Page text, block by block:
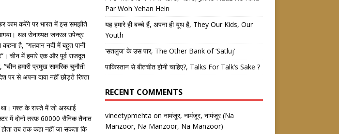
काम करेंगे पर भारत में इस समझौते
थल सेनाध्यक्ष जनरल उपेन्द्र
कहना है, “गलवान नदी में बहुत पानी
चीन में हमारे एक और पूर्व राजदूत
हमारी प्रमुख सामरिक चुनौती
पर से अपना दावा नहीं छोड़ते रिश्ता
गश्त के रास्ते में जो अस्थाई
में दोनों तरफ़ 60000 सैनिक तैनात
तब तक कहा नहीं जा सकता कि
Par Woh Yehan Hein
यह हमारे ही बच्चे हैं, अपना ही यूथ है, They Our Kids, Our
Youth
‘सतलुज’ के उस पार, The Other Bank of ‘Satluj’
पाकिस्तान से बीतचीत होनी चाहिए?, Talks For Talk’s Sake ?
RECENT COMMENTS
vineetypmehta on नामंजूर, नामंजूर, नामंजूर (Na
Manzoor, Na Manzoor, Na Manzoor)